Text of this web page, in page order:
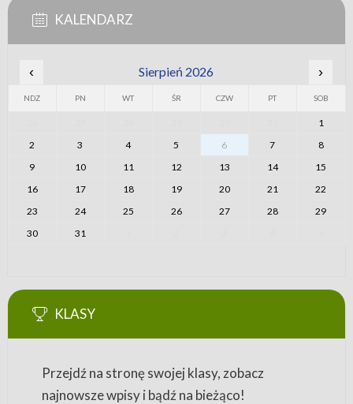
KALENDARZ
‹ Sierpień 2026 ›
NDZ PN WT ŚR CZW PT SOB
1
2
3 4 5 6 7
8
9
10 11 12 13 14
15
16
17 18 19 20 21
22
23
24 25 26 27 28
29
30
31
KLASY
Przejdź na stronę swojej klasy, zobacz
najnowsze wpisy i bądź na bieżąco!